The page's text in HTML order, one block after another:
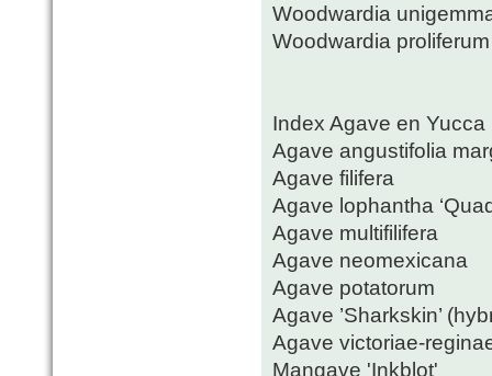
Woodwardia
Woodwardia
Index Agave en Yucca
Agave angustifolia
Agave filifera
Agave lophantha
Agave multifilifera
Agave neomexicana
Agave potatorum
Agave ’Sharkskin’
Agave victoriae-
Mangave 'Inkblot'